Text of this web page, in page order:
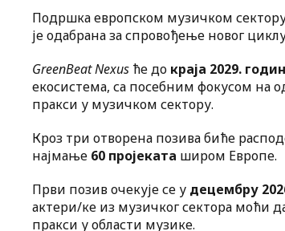
Подршка европском музичком
је одабрана за спровођење новог
GreenBeat Nexus ће до краја 2029.
екосистема, са посебним фокусом на
пракси у музичком сектору.
Кроз три отворена позива биће
најмање 60 пројеката широм Европе.
Први позив очекује се у децембру
актери/ке из музичког сектора моћи
пракси у области музике.